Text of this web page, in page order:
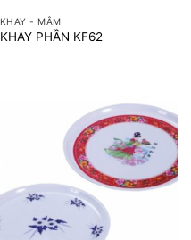
KHAY - MÂM
KHAY PHẦN KF62